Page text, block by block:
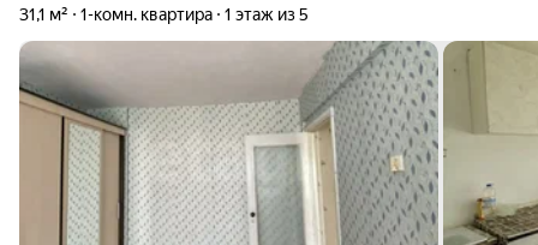
31,1 м² 1-комн. квартира 1 этаж из 5